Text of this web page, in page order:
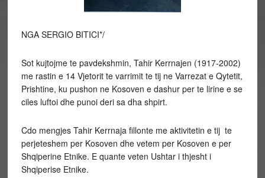
NGA SERGIO BITICI*/
Sot kujtojme te pavdekshmin, Tahir Kerrnajen (1917-2002)
me rastin e 14 Vjetorit te varrimit te tij ne Varrezat e Qytetit,
Prishtine, ku pushon ne Kosoven e dashur per te lirine e se
ciles luftoi dhe punoi deri sa dha shpirt.
Cdo mengjes Tahir Kerrnaja fillonte me aktivitetin e tij te
perjeteshem per Kosoven dhe vetem per Kosoven e per
Shqiperine Etnike. E quante veten Ushtar i thjesht i
Shqiperise Etnike.